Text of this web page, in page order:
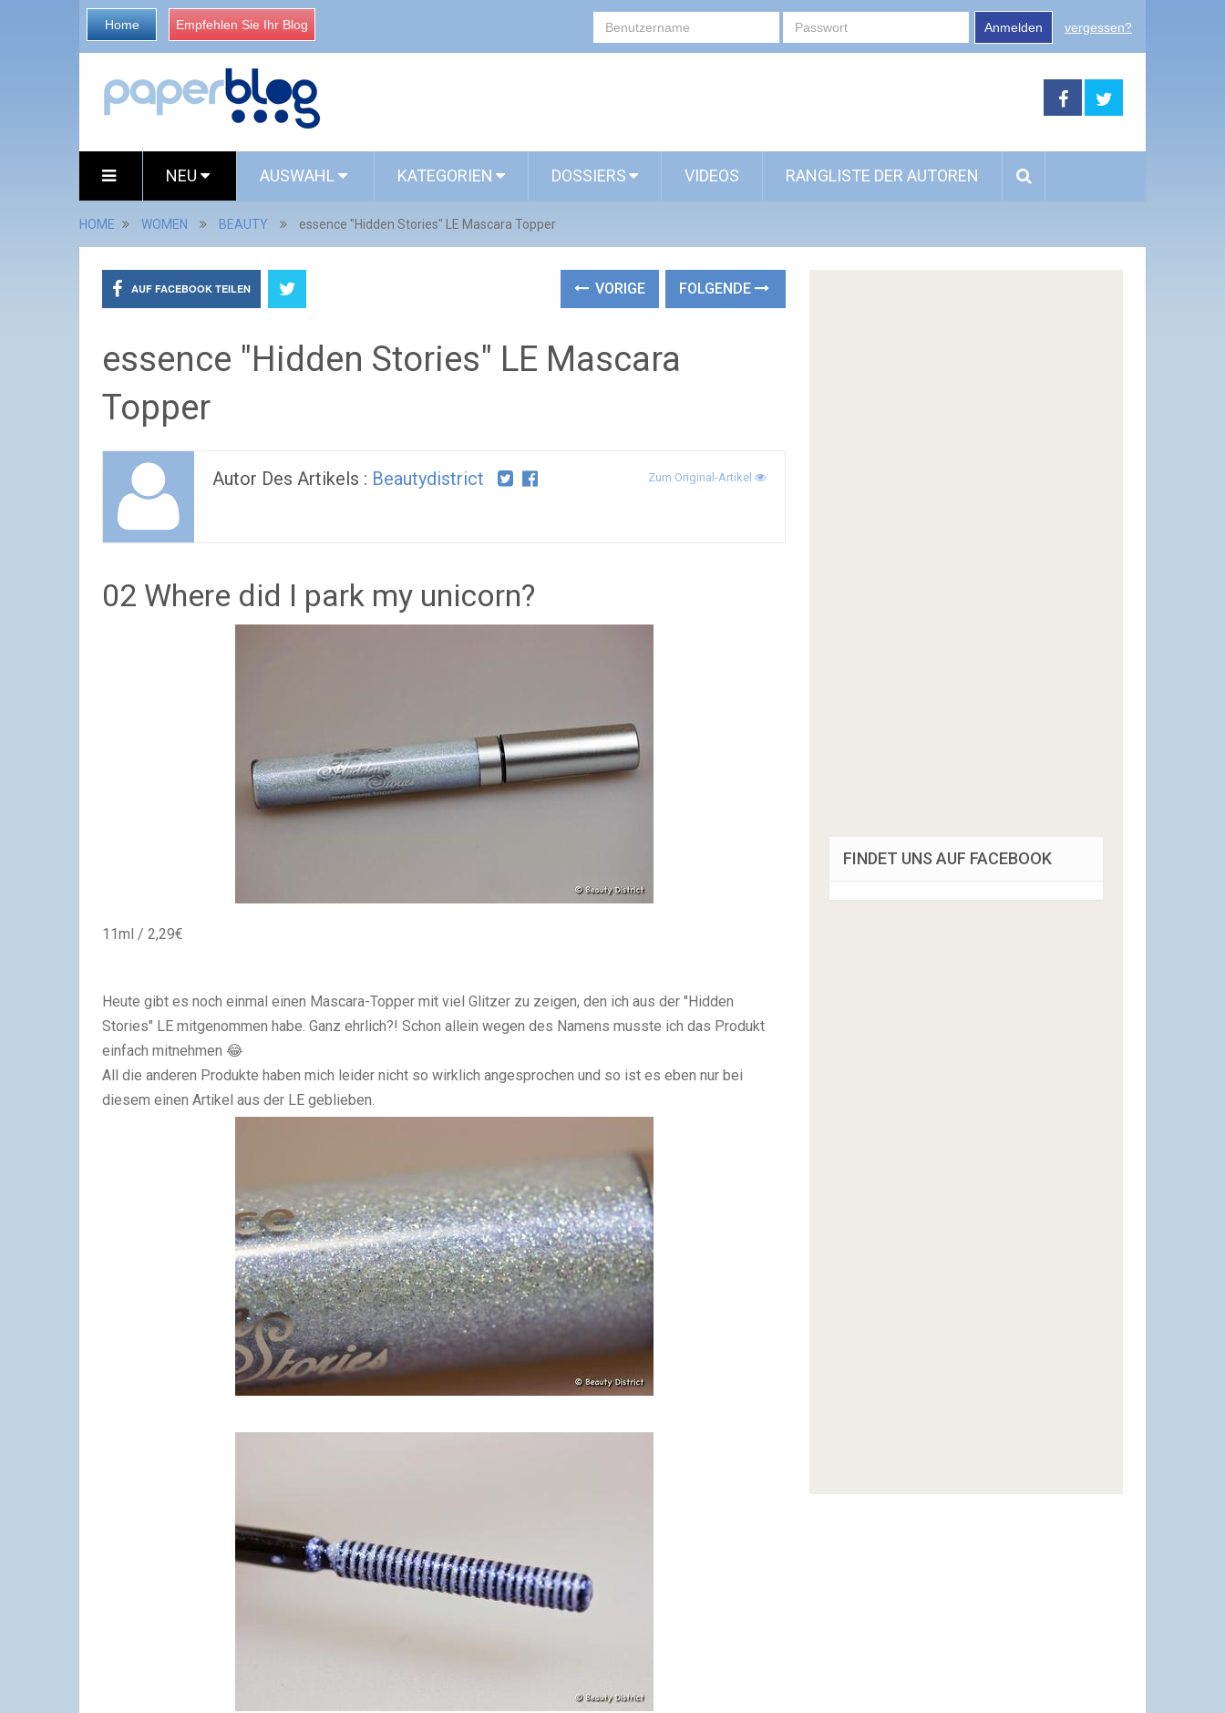
Home Empfehlen Sie Ihr Blog Anmelden vergessen?
NEU AUSWAHL KATEGORIEN DOSSIERS VIDEOS RANGLISTE DER AUTOREN
HOME WOMEN BEAUTY essence "Hidden Stories" LE Mascara Topper
AUF FACEBOOK TEILEN VORIGE FOLGENDE
essence "Hidden Stories" LE Mascara
Topper
Autor Des Artikels : Beautydistrict Zum Original-Artikel
02 Where did I park my unicorn?
11ml / 2,29€
Heute gibt es noch einmal einen Mascara-Topper mit viel Glitzer zu zeigen, den ich aus der "Hidden
Stories" LE mitgenommen habe. Ganz ehrlich?! Schon allein wegen des Namens musste ich das Produkt
einfach mitnehmen 😂
All die anderen Produkte haben mich leider nicht so wirklich angesprochen und so ist es eben nur bei
diesem einen Artikel aus der LE geblieben.
FINDET UNS AUF FACEBOOK